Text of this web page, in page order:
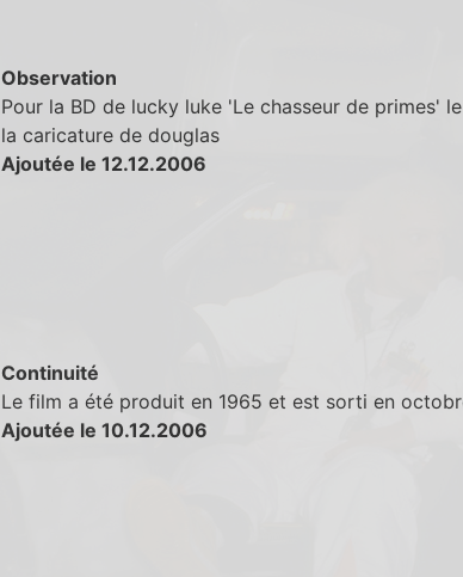
Observation
Pour la BD de lucky luke 'Le chasseur de primes'
la caricature de douglas
Ajoutée le 12.12.2006
Continuité
Le film a été produit en 1965 et est sorti en
Ajoutée le 10.12.2006